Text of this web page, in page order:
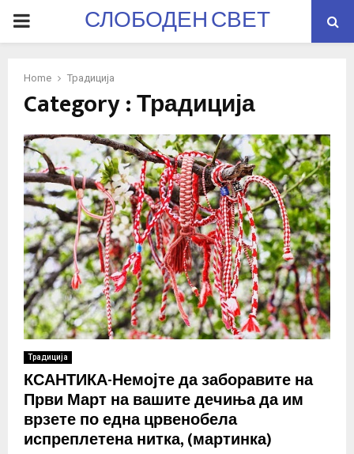
PRIMARYСЛОБОДЕН СВЕТ
Home Традиција
Category : Традиција
Традиција
КСАНТИКА-Немојте да заборавите на
Први Март на вашите дечиња да им
врзете по една црвенобела
испреплетена нитка, (мартинка)